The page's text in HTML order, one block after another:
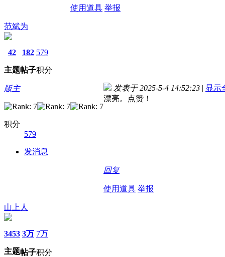
使用道具 举报
范斌为
42
主题
182
帖子
579
积分
版主
积分
579
发消息
发表于 2025-5-4 14:52:23 | 显示
漂亮。点赞！
回复
使用道具 举报
山上人
3453
主题
3万
帖子
7万
积分